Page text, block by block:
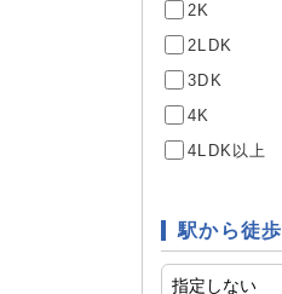
2K
2LDK
3DK
4K
4LDK以上
駅から徒歩
庭